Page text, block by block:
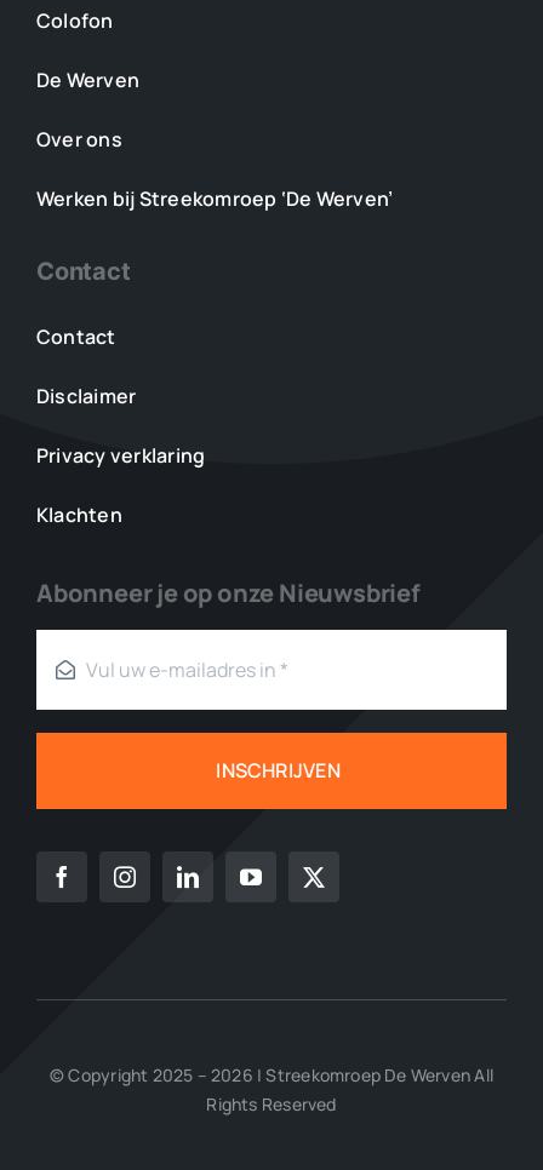
Colofon
De Werven
Over ons
Werken bij Streekomroep ‘De Werven’
Contact
Contact
Disclaimer
Privacy verklaring
Klachten
Abonneer je op onze Nieuwsbrief
INSCHRIJVEN
© Copyright 2025 – 2026 | Streekomroep De Werven All
Rights Reserved